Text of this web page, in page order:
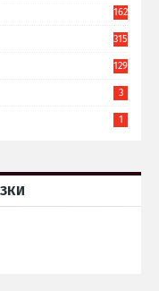
162
315
129
3
1